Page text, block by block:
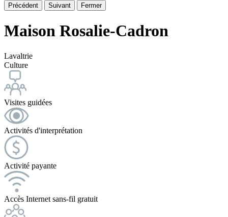
Précédent Suivant Fermer
Maison Rosalie-Cadron
Lavaltrie
Culture
Visites guidées
Activités d'interprétation
Activité payante
Accès Internet sans-fil gratuit